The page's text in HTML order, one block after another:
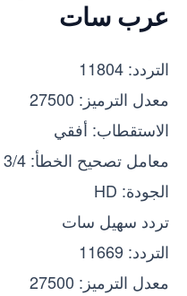
عرب سات
التردد: 11804
معدل الترميز: 27500
الاستقطاب: أفقي
معامل تصحيح الخطأ: 3/4
الجودة: HD
تردد سهيل سات
التردد: 11669
معدل الترميز: 27500